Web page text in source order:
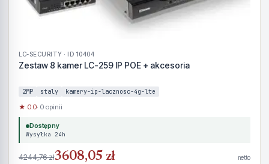
LC-SECURITY · ID 10404
Zestaw 8 kamer LC-259 IP POE + akcesoria
2MP staly kamery-ip-lacznosc-4g-lte
★ 0.0· 0 opinii
Dostępny
Wysyłka 24h
4244,76 zł3608,05 zł netto